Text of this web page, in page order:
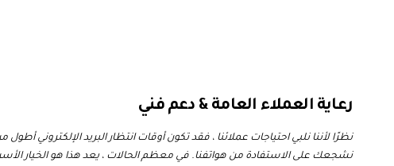
رعاية العملاء العامة & دعم فني
نظرًا لأننا نلبي احتياجات عملائنا ، فقد تكون أوقات انتظار البريد الإلكتروني
نشجعك على الاستفادة من هواتفنا. في معظم الحالات ، يعد هذا هو الخيار